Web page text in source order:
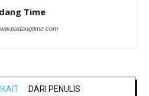
Time
DARI PENULIS